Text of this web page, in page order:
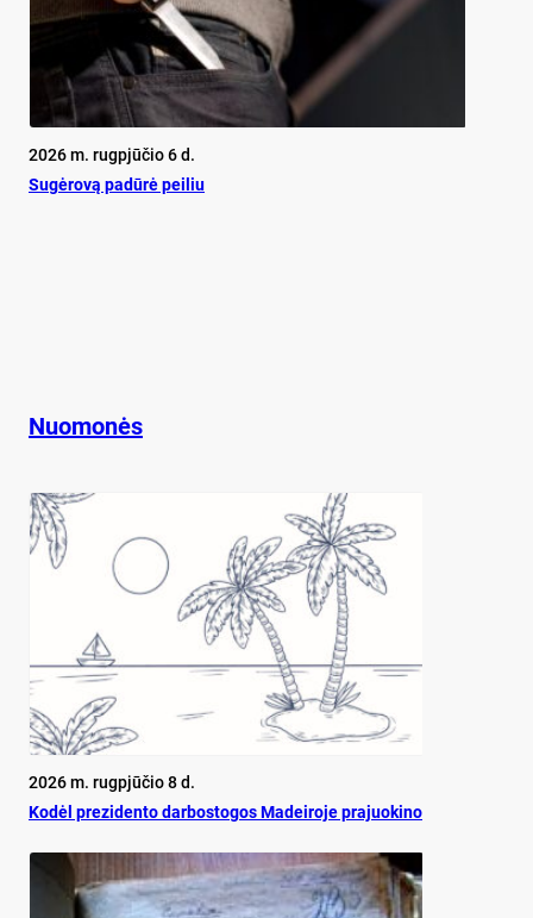
2026 m. rugpjūčio 6 d.
Su­gė­ro­vą pa­dū­rė pei­liu
Nuomonės
2026 m. rugpjūčio 8 d.
Ko­dėl pre­zi­den­to dar­bos­to­gos Ma­dei­ro­je pra­juo­ki­no